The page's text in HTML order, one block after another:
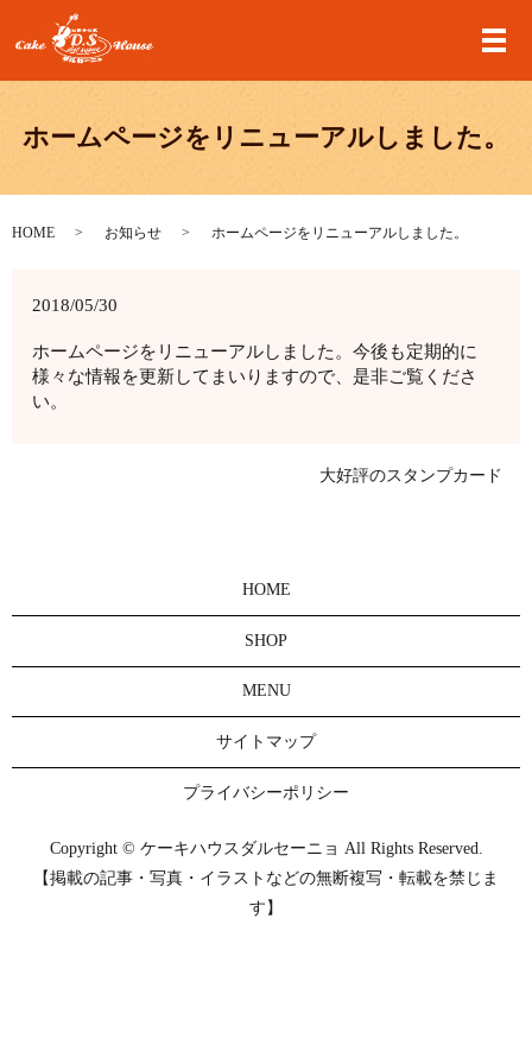
メ
ホームページをリニューアルしました。
HOME お知らせ ホームページをリニューアルしました。
2018/05/30
ホームページをリニューアルしました。今後も定期的に
様々な情報を更新してまいりますので、是非ご覧くださ
い。
大好評のスタンプカード
HOME
SHOP
MENU
サイトマップ
プライバシーポリシー
Copyright © ケーキハウスダルセーニョ All Rights Reserved.
【掲載の記事・写真・イラストなどの無断複写・転載を禁じま
す】